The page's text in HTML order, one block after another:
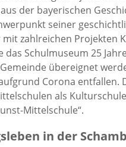
der bayerischen
seiner
zahlreichen Projekten
Schulmuseum 25
übereignet
Corona entfallen.
als
Mittelschule“.
in der